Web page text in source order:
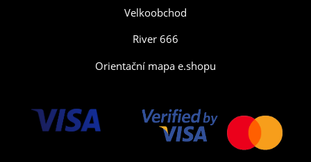
Velkoobchod
River 666
Orientační mapa e.shopu